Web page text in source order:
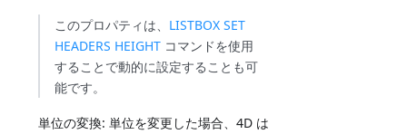
このプロパティは、 LISTBOX SET
HEADERS HEIGHT コマンドを使用
することで動的に設定することも可
能です。
単位の変換: 単位を変更した場合、4D は